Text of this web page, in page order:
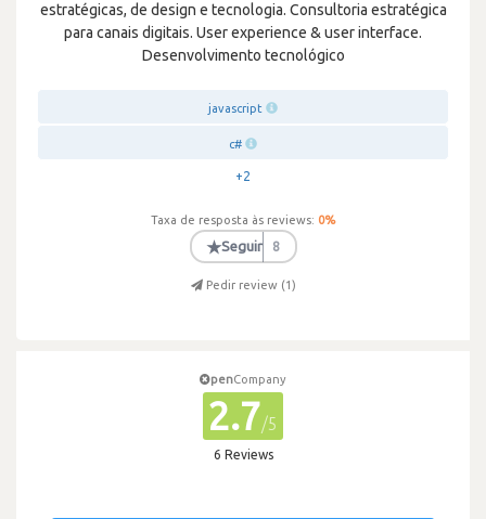
estratégicas, de design e tecnologia. Consultoria estratégica
para canais digitais. User experience & user interface.
Desenvolvimento tecnológico
javascript
c#
+2
Taxa de resposta às reviews: 0%
★Seguir 8
Pedir review (1)
penCompany
2.7/5
6 Reviews